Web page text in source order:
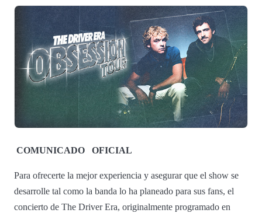
COMUNICADO OFICIAL
Para ofrecerte la mejor experiencia y asegurar que el show se
desarrolle tal como la banda lo ha planeado para sus fans, el
concierto de The Driver Era, originalmente programado en